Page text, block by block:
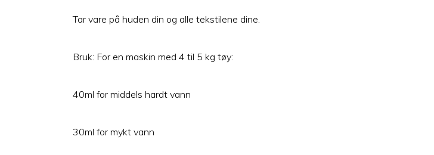
Tar vare på huden din og alle tekstilene dine.
Bruk: For en maskin med 4 til 5 kg tøy:
40ml for middels hardt vann
30ml for mykt vann